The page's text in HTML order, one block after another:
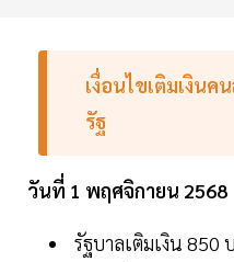
เงื่อนไขเติมเงินค
รัฐ
วันที่ 1 พฤศจิกายน 2568
รัฐบาลเติมเงิน